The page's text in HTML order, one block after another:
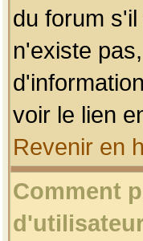
du forum
n'existe
voir le lien
Revenir en
Comment